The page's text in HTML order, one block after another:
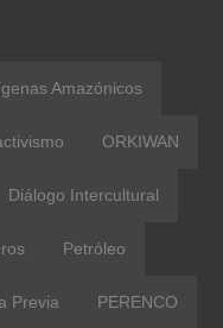
Amazónicos
ORKIWAN
Diálogo Intercultural
Petróleo
Previa PERENCO